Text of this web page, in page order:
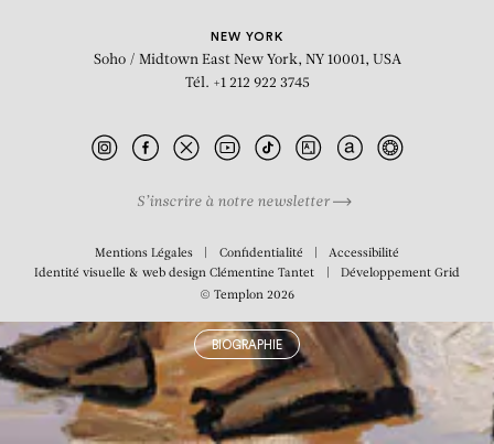
BIOGRAPHIE
NEW YORK
Soho / Midtown East New York, NY 10001, USA
Tél. +1 212 922 3745
S’inscrire à notre newsletter
Mentions Légales Confidentialité
Accessibilité
Identité visuelle & web designClémentine Tantet Développement Grid
© Templon 2026